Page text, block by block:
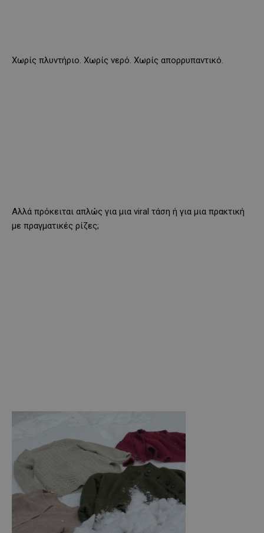
Χωρίς πλυντήριο. Χωρίς νερό. Χωρίς απορρυπαντικό.
Αλλά πρόκειται απλώς για μια viral τάση ή για μια πρακτική
με πραγματικές ρίζες;